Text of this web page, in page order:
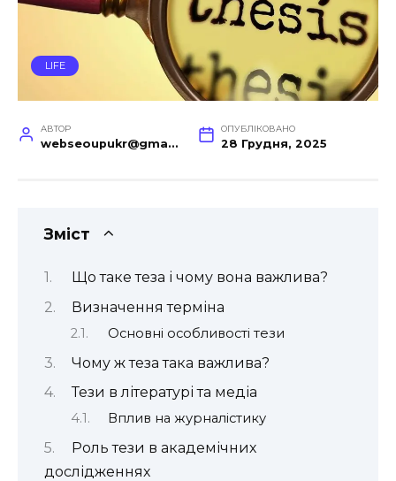
LIFE
АВТОР
webseoupukr@gmail.com
ОПУБЛІКОВАНО
28 Грудня, 2025
Зміст
Що таке теза і чому вона важлива?
Визначення терміна
Основні особливості тези
Чому ж теза така важлива?
Тези в літературі та медіа
Вплив на журналістику
Роль тези в академічних
дослідженнях